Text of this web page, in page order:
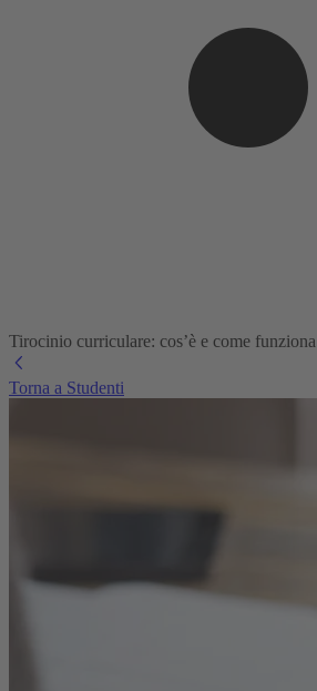
Tirocinio curriculare: cos’è e come funziona
Torna a Studenti